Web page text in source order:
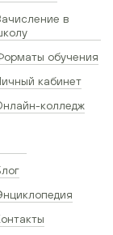
в
обучения
кабинет
колледж